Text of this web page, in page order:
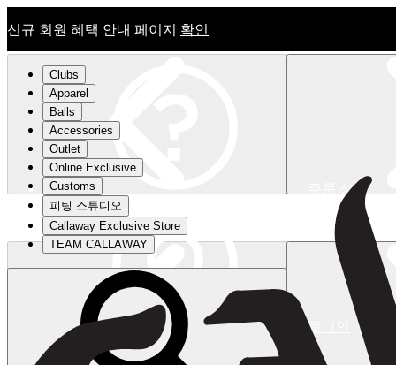
신규 회원 혜택 안내 페이지 확인
신규 회원 혜택 안내 페이지확인
주문 상태
로그인
Clubs
Apparel
Balls
Accessories
Outlet
Online Exclusive
Customs
피팅 스튜디오
Callaway Exclusive Store
TEAM CALLAWAY